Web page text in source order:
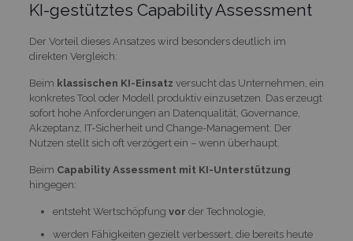
KI-gestütztes Capability Assessment
Der Vorteil dieses Ansatzes wird besonders deutlich im
direkten Vergleich:
Beim klassischen KI-Einsatz versucht das Unternehmen, ein
konkretes Tool oder Modell produktiv einzusetzen. Das erzeugt
sofort hohe Anforderungen an Datenqualität, Governance,
Akzeptanz, IT-Sicherheit und Change-Management. Der
Nutzen stellt sich oft verzögert ein – wenn überhaupt.
Beim Capability Assessment mit KI-Unterstützung
hingegen:
entsteht Wertschöpfung vor der Technologie,
werden Fähigkeiten gezielt verbessert, die bereits heute